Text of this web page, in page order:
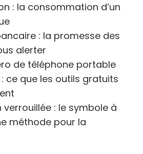
: la consommation d’un
: la promesse des
alerter
de téléphone portable
ce que les outils gratuits
verrouillée : le symbole à
méthode pour la